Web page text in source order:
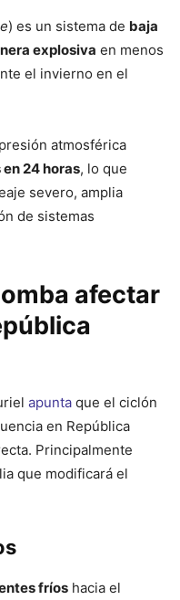
) es un sistema de baja
explosiva en menos
el invierno en el
atmosférica
24 horas, lo que
severo, amplia
de sistemas
afectar
apunta que el ciclón
en República
Principalmente
que modificará el
fríos hacia el